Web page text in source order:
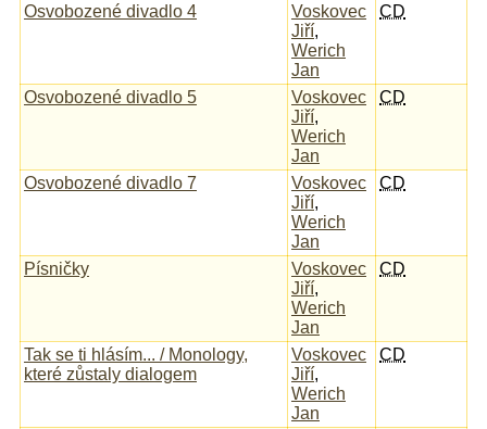
Osvobozené divadlo 4
Voskovec
Jiří,
Werich
Jan
CD
Osvobozené divadlo 5
Voskovec
Jiří,
Werich
Jan
CD
Osvobozené divadlo 7
Voskovec
Jiří,
Werich
Jan
CD
Písničky
Voskovec
Jiří,
Werich
Jan
CD
Tak se ti hlásím... / Monology,
které zůstaly dialogem
Voskovec
Jiří,
Werich
Jan
CD